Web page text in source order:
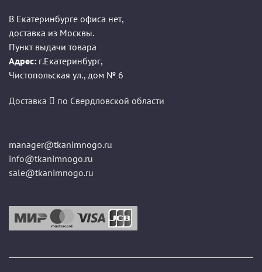
В Екатеринбурге офиса нет,
доставка из Москвы.
Пункт выдачи товара
Адрес: г.Екатеринбург,
Чистопольская ул., дом № 6
Доставка по Свердловской области
manager@tkanimnogo.ru
info@tkanimnogo.ru
sale@tkanimnogo.ru